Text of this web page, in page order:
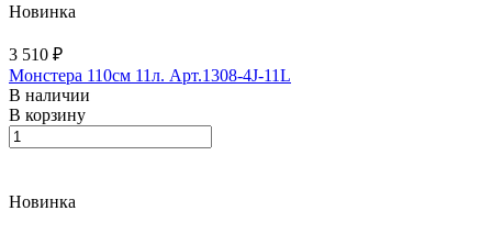
Новинка
3 510 ₽
Монстера 110см 11л. Арт.1308-4J-11L
В наличии
В корзину
Новинка